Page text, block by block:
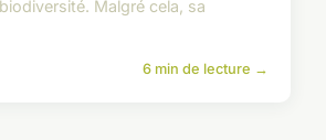
Malgré cela, sa
6 min de lecture →